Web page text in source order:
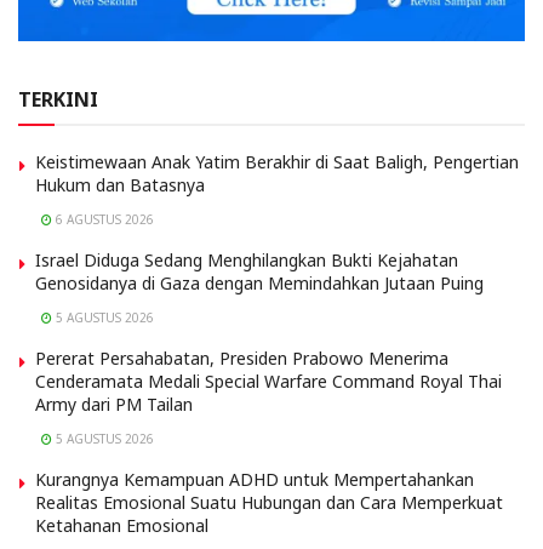
TERKINI
Keistimewaan Anak Yatim Berakhir di Saat Baligh, Pengertian
Hukum dan Batasnya
6 AGUSTUS 2026
Israel Diduga Sedang Menghilangkan Bukti Kejahatan
Genosidanya di Gaza dengan Memindahkan Jutaan Puing
5 AGUSTUS 2026
Pererat Persahabatan, Presiden Prabowo Menerima
Cenderamata Medali Special Warfare Command Royal Thai
Army dari PM Tailan
5 AGUSTUS 2026
Kurangnya Kemampuan ADHD untuk Mempertahankan
Realitas Emosional Suatu Hubungan dan Cara Memperkuat
Ketahanan Emosional